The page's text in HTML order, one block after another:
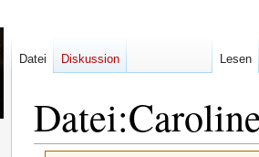
Datei:
Datei Diskussion Lesen